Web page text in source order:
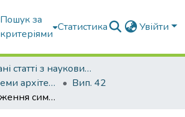
Пошук за
критеріями
Статистика Увійти
Вибрані статті з наукових збірників КНУБА
Сучасні проблеми архітектури та містобудування
Вип. 42
Загальні положення символізації архітектурно-художнього образу міського середовища